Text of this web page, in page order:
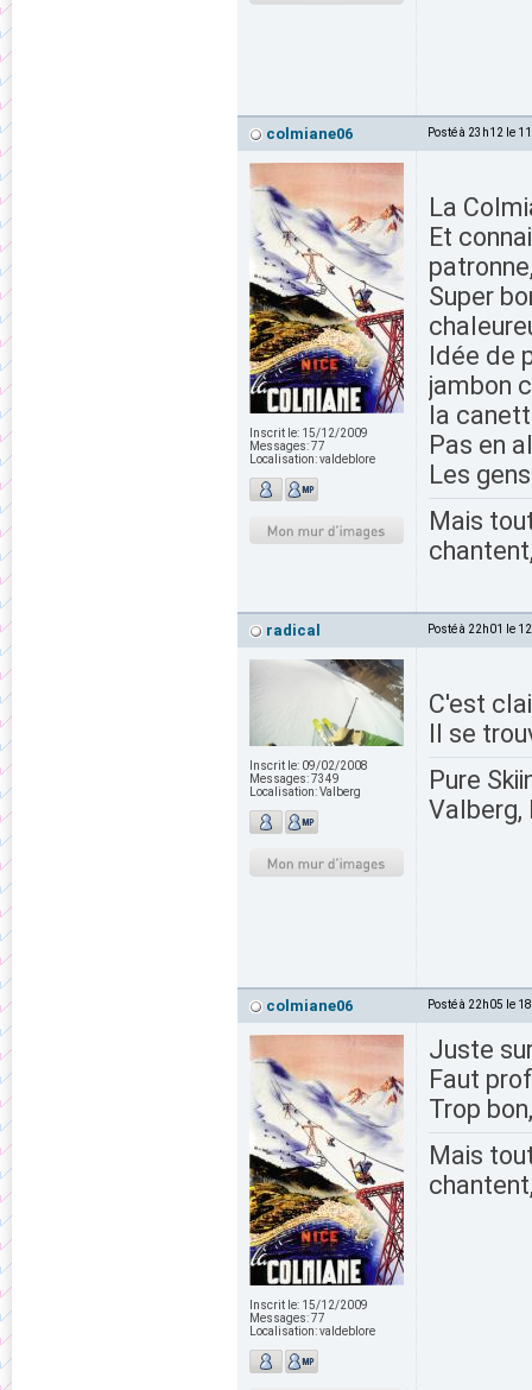
colmiane06 Posté à 23h12 le
Inscrit le: 15/12/2009
Messages:77
Localisation:valdeblore
La
Et
Super
Idée de
jambon
la
Pas en
Les
Mais
radical Posté à 22h01 le
Inscrit le: 09/02/2008
Messages:7349
Localisation:Valberg
C'est
Il se
Pure
Valberg,
colmiane06 Posté à 22h05 le
Inscrit le: 15/12/2009
Messages:77
Localisation:valdeblore
Juste
Faut
Trop
Mais